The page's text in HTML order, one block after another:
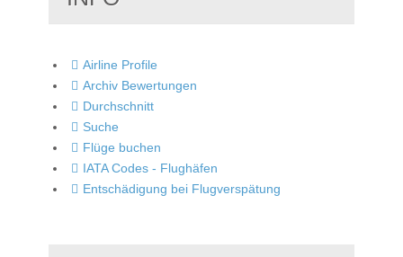
Airline Profile
Archiv Bewertungen
Durchschnitt
Suche
Flüge buchen
IATA Codes - Flughäfen
Entschädigung bei Flugverspätung